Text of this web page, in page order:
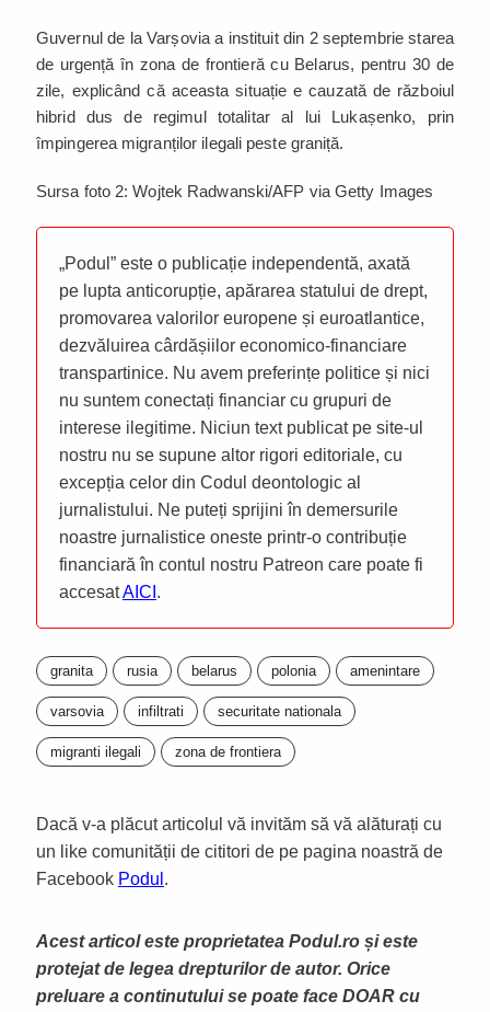
Guvernul de la Varșovia a instituit din 2 septembrie starea
de urgență în zona de frontieră cu Belarus, pentru 30 de
zile, explicând că aceasta situație e cauzată de războiul
hibrid dus de regimul totalitar al lui Lukașenko, prin
împingerea migranților ilegali peste graniță.
Sursa foto 2: Wojtek Radwanski/AFP via Getty Images
„Podul” este o publicație independentă, axată
pe lupta anticorupție, apărarea statului de drept,
promovarea valorilor europene și euroatlantice,
dezvăluirea cârdășiilor economico-financiare
transpartinice. Nu avem preferințe politice și nici
nu suntem conectați financiar cu grupuri de
interese ilegitime. Niciun text publicat pe site-ul
nostru nu se supune altor rigori editoriale, cu
excepția celor din Codul deontologic al
jurnalistului. Ne puteți sprijini în demersurile
noastre jurnalistice oneste printr-o contribuție
financiară în contul nostru Patreon care poate fi
accesatAICI .
granita rusia belarus polonia amenintare
varsovia infiltrati securitate nationala
migranti ilegali zona de frontiera
Dacă v-a plăcut articolul vă invităm să vă alăturați cu
un like comunității de cititori de pe pagina noastră de
Facebook Podul .
Acest articol este proprietatea Podul.ro și este
protejat de legea drepturilor de autor. Orice
preluare a continutului se poate face DOAR cu